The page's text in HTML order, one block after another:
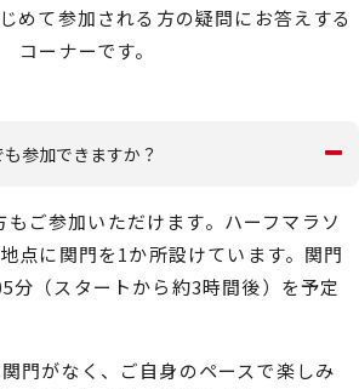
めて参加される方の疑問にお答えする
コーナーです。
参加できますか？
もご参加いただけます。ハーフマラソ
点に関門を1か所設けています。関門
分（スタートから約3時間後）を予定
門がなく、ご自身のペースで楽しみ